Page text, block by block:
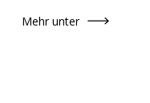
Mehr unter